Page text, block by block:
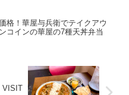
格！華屋与兵衛でテイクアウ
コインの華屋の7種天丼弁当
VISIT